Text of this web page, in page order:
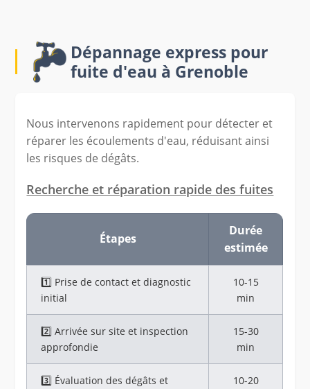
Dépannage express pour
fuite d'eau à Grenoble
Nous intervenons rapidement pour détecter et
réparer les écoulements d'eau, réduisant ainsi
les risques de dégâts.
Recherche et réparation rapide des fuites
Étapes
Durée
estimée
1️⃣ Prise de contact et diagnostic
initial
10-15
min
2️⃣ Arrivée sur site et inspection
approfondie
15-30
min
3️⃣ Évaluation des dégâts et
10-20